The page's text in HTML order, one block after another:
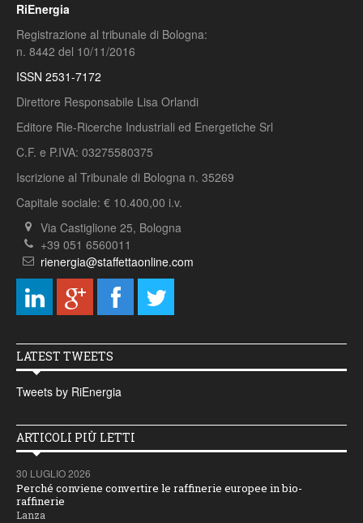
RiEnergia
Registrazione al tribunale di Bologna:
n. 8442 del 10/11/2016
ISSN 2531-7172
Direttore Responsabile Lisa Orlandi
Editore Rie-Ricerche Industriali ed Energetiche Srl
C.F. e P.IVA: 03275580375
Iscrizione al Tribunale di Bologna n. 35269
Capitale sociale: € 10.400,00 i.v.
Via Castiglione 25, Bologna
+39 051 6560011
rienergia@staffettaonline.com
LATEST TWEETS
Tweets by RiEnergia
ARTICOLI PIÙ LETTI
30 LUGLIO 2026
Perché conviene convertire le raffinerie europee in bio-
raffinerie
Lanza